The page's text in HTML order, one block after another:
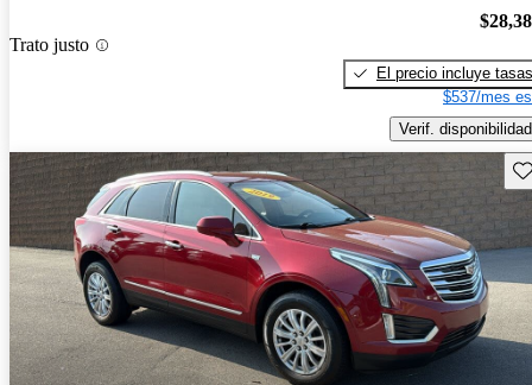
Trato justo
El precio incluye tasas
$537/mes
Verif. disponibilidad